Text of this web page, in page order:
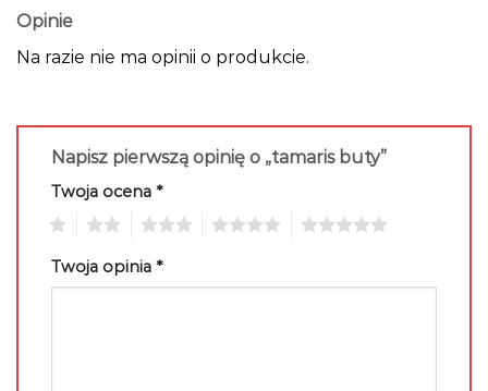
Opinie
Na razie nie ma opinii o produkcie.
Napisz pierwszą opinię o „tamaris buty”
Twoja ocena *
Twoja opinia *